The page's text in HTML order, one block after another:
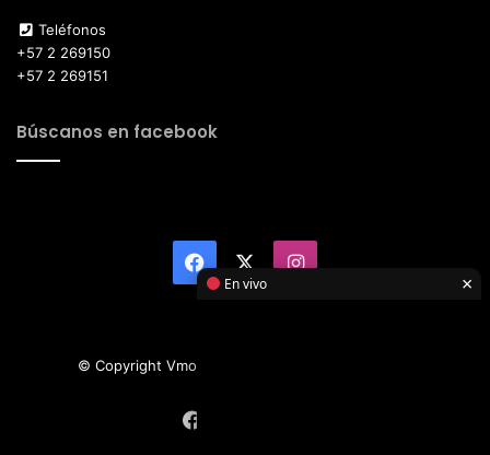
Teléfonos
+57 2 269150
+57 2 269151
Búscanos en facebook
Facebook Instagram
© Copyright Vmotor TI 2026, All Rights Reserved
En vivo ×